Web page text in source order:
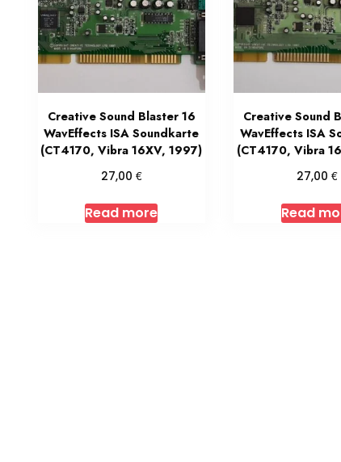
Creative Sound Blaster 16
WavEffects ISA Soundkarte
(CT4170, Vibra 16XV, 1997)
27,00 €
Read more
Creative Sound
WavEffects ISA
(CT4170, Vibra
27,00€
Read